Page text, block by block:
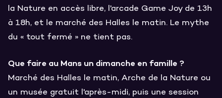
la Nature en accès libre, l'arcade Game Joy de 13h
à 18h, et le marché des Halles le matin. Le mythe
du « tout fermé » ne tient pas.
Que faire au Mans un dimanche en famille ?
Marché des Halles le matin, Arche de la Nature ou
un musée gratuit l'après-midi, puis une session